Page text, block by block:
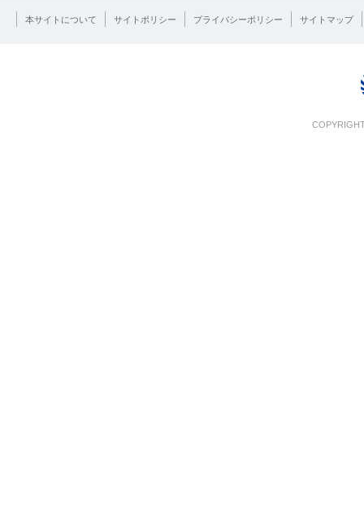
本サイトについて サイトポリシー プライバシーポリシー サイトマップ